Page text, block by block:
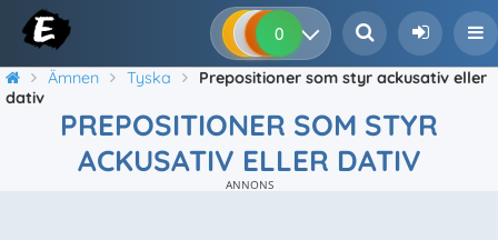
0 0 0
Ämnen Tyska
Prepositioner som styr ackusativ eller
dativ
PREPOSITIONER SOM STYR
ACKUSATIV ELLER DATIV
ANNONS